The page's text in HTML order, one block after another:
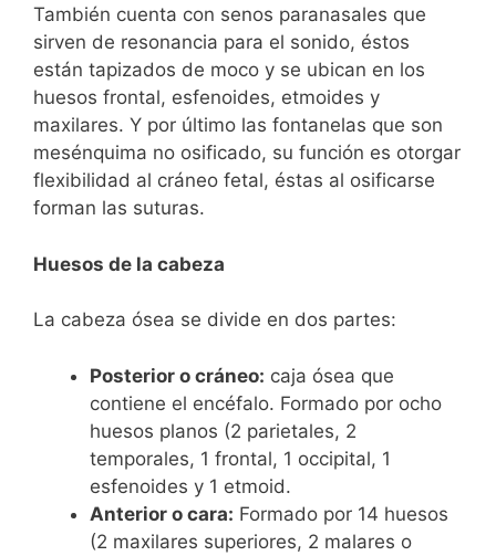
También cuenta con senos paranasales que
sirven de resonancia para el sonido, éstos
están tapizados de moco y se ubican en los
huesos frontal, esfenoides, etmoides y
maxilares. Y por último las fontanelas que son
mesénquima no osificado, su función es otorgar
flexibilidad al cráneo fetal, éstas al osificarse
forman las suturas.
Huesos de la cabeza
La cabeza ósea se divide en dos partes:
Posterior o cráneo: caja ósea que
contiene el encéfalo. Formado por ocho
huesos planos (2 parietales, 2
temporales, 1 frontal, 1 occipital, 1
esfenoides y 1 etmoid.
Anterior o cara: Formado por 14 huesos
(2 maxilares superiores, 2 malares o